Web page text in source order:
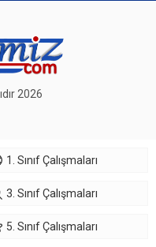
2026
1. Sınıf Çalışmaları
3. Sınıf Çalışmaları
5. Sınıf Çalışmaları